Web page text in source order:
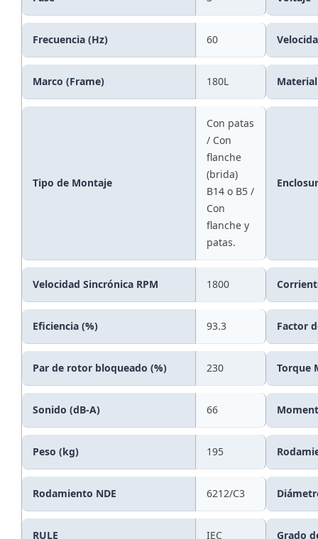
Frecuencia (Hz) 60
Marco (Frame) 180L
Tipo de Montaje
Con patas
/ Con
flanche
(brida)
B14 o B5 /
Con
flanche y
patas.
Velocidad Sincrónica RPM 1800
Eficiencia (%) 93.3 Factor
Par de rotor bloqueado (%) 230 Torque
Sonido (dB-A) 66
Peso (kg) 195
Rodamiento NDE 6212/C3
RULE IEC Grado